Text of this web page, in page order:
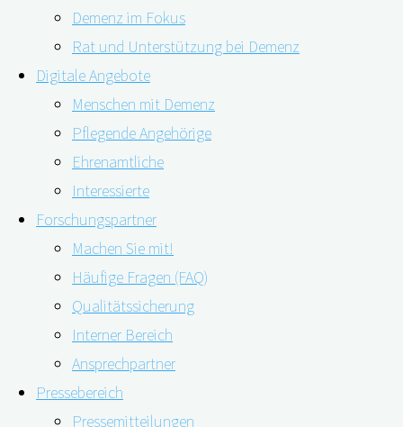
Demenz im Fokus
Rat und Unterstützung bei Demenz
Digitale Angebote
Menschen mit Demenz
Pflegende Angehörige
Ehrenamtliche
Interessierte
Forschungspartner
Machen Sie mit!
Häufige Fragen (FAQ)
Qualitätssicherung
Interner Bereich
Ansprechpartner
Pressebereich
Pressemitteilungen
Der kostenfreie digiDEM Bayern-Online-Fragebogen
IQCODE ist ein wichtiges Instrument der Demenz-
Früherkennung. Genauso bedeutsam ist es,
Demenzkompetenz zu erwerben. Diese sensibilisiert für
rechtzeitiges Demenz-Screening. Demenz bleibt häufig
unerkannt. Vom Auftreten erster Symptome bis zur